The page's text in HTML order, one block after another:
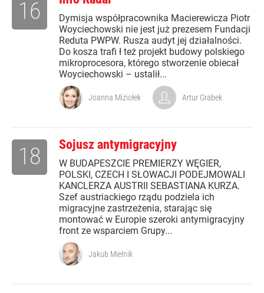
Dymisja współpracownika Macierewicza Piotr
Woyciechowski nie jest już prezesem Fundacji
Reduta PWPW. Rusza audyt jej działalności.
Do kosza trafi ł też projekt budowy polskiego
mikroprocesora, którego stworzenie obiecał
Woyciechowski – ustalił...
16
Joanna Miziołek Artur Grabek
Sojusz antymigracyjny
W BUDAPESZCIE PREMIERZY WĘGIER,
POLSKI, CZECH I SŁOWACJI PODEJMOWALI
KANCLERZA AUSTRII SEBASTIANA KURZA.
Szef austriackiego rządu podziela ich
migracyjne zastrzeżenia, starając się
montować w Europie szeroki antymigracyjny
front ze wsparciem Grupy...
18
Jakub Mielnik